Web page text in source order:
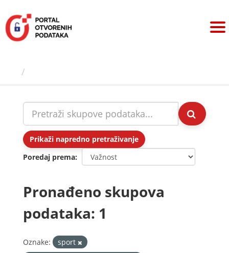
sadržaj
Prikaži napredno pretraživanje
Poredaj prema
Pronađeno skupova
podataka: 1
Oznake:
sport